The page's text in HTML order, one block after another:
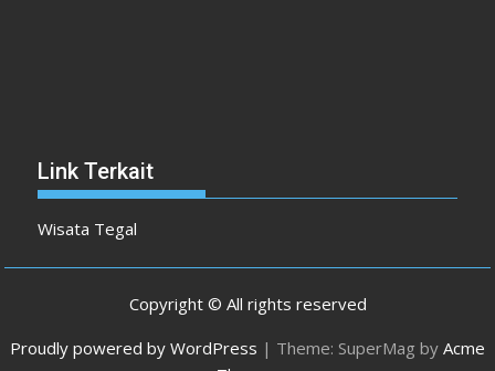
Link Terkait
Wisata Tegal
Copyright © All rights reserved
Proudly powered by WordPress | Theme: SuperMag by Acme